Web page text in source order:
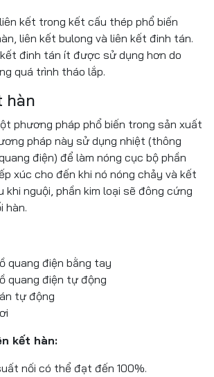
kết trong kết cấu thép phổ biến
liên kết bulong và liên kết đinh tán.
đinh tán ít được sử dụng hơn do
quá trình tháo lắp.
hàn
phương pháp phổ biến trong sản xuất
pháp này sử dụng nhiệt (thông
điện) để làm nóng cục bộ phần
xúc cho đến khi nó nóng chảy và kết
khi nguội, phần kim loại sẽ đông cứng
hàn.
quang điện bằng tay
quang điện tự động
tự động
kết hàn:
nối có thể đạt đến 100%.